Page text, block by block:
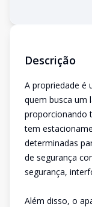
Descrição
A propriedade é
quem busca um
proporcionando
tem
determinadas
de segurança
segurança,
Além disso, o